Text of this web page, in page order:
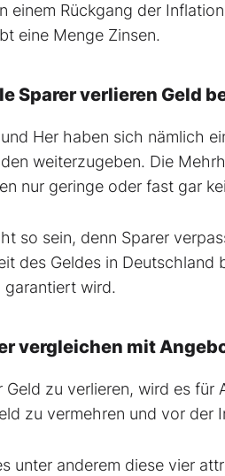
einem Rückgang der
eine Menge Zinsen.
Sparer verlieren Geld
Her haben sich nämlich
weiterzugeben. Die
nur geringe oder fast gar
so sein, denn Sparer
des Geldes in Deutschland
garantiert wird.
vergleichen mit
zu verlieren, wird es
zu vermehren und vor der
unter anderem diese vier